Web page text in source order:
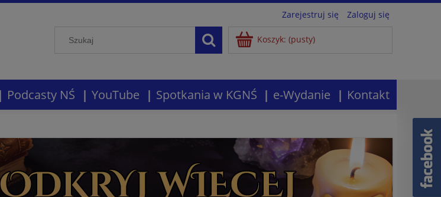
Zarejestruj się Zaloguj się
Koszyk: (pusty)
Podcasty NŚ YouTube Spotkania w KGNŚ e-Wydanie Kontakt